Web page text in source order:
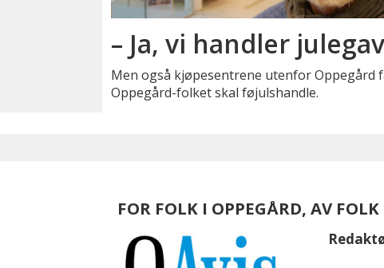
– Ja, vi handler
Men også kjøpesentrene utenfor Oppegård
Oppegård-folket skal føjulshandle.
FOR FOLK I OPPEGÅRD, AV